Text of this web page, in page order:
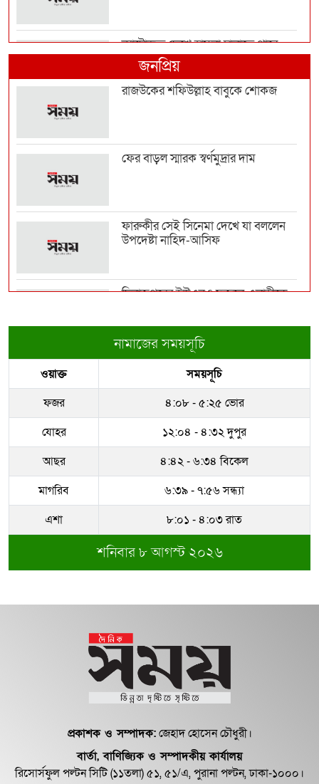
ন্যাটোভুক্ত দেশে হামলা চালাতে পারে
রাশিয়া
প্রথম শ্রেণিতে লটারি, অন্য সব শ্রেণিতে
সবাইকে তল্লাশির নির্দে...
‘মানুষ তোমাকে নিয়ে হিংসা করবে, এটাই
স্বাভাবিক’; জর...
রাষ্ট্রপতি নির্বাচন ২০ আগস্ট
জনপ্রিয়
রাজউকের শফিউল্লাহ বাবুকে শোকজ
ফের বাড়ল স্মারক স্বর্ণমুদ্রার দাম
ফারুকীর সেই সিনেমা দেখে যা বললেন
উপদেষ্টা নাহিদ-আসিফ
দিনাজপুরের ইউএনও ফজলে এলাহীকে
রাজউকের ইমারত পরিদর্শক বাপ্পিকে
জোন-৮ এ বদলী
ধরাকে সরা জ্ঞান করেন উমেদার রানা
সম্পদের পাহাড় গড়েছেন নকল নবিশ
আতাউর রহমান
অবশেষে বরখাস্ত রাজউকের শফিউল্লাহ
১৮ জুলাই সব মোবাইল গ্রাহকরা পাবেন
১ জিবি ফ্রি ইন্টারনেট
শেরে বাংলা বালিকা মহাবিদ্যালয়ে ‘নিয়ম
নামাজের সময়সূচি
ওয়াক্ত
সময়সূচি
ফজর
৪:০৮ - ৫:২৫ ভোর
যোহর
১২:০৪ - ৪:৩২ দুপুর
আছর
৪:৪২ - ৬:৩৪ বিকেল
মাগরিব
৬:৩৯ - ৭:৫৬ সন্ধ্যা
এশা
৮:০১ - ৪:০৩ রাত
শনিবার ৮ আগস্ট ২০২৬
প্রকাশক ও সম্পাদক:জেহাদ হোসেন চৌধুরী।
বার্তা, বাণিজ্যিক ও সম্পাদকীয় কার্যালয়
রিসোর্সফুল পল্টন সিটি (১১তলা) ৫১, ৫১/এ, পুরানা পল্টন, ঢাকা-১০০০।